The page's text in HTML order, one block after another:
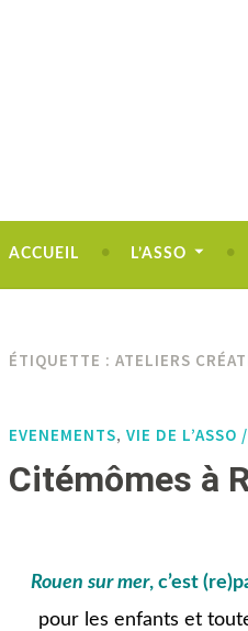
ACCUEIL L’ASSO
ÉTIQUETTE : ATELIERS
EVENEMENTS, VIE DE
Citémômes à
Rouen sur mer, c’est
pour les enfants et